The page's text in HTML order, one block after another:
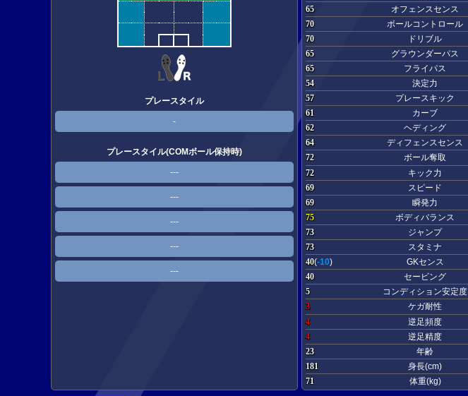
プレースタイル
-
プレースタイル(COMボール保持時)
---
---
---
---
---
65
オフェンスセンス
70
ボールコントロール
70
ドリブル
65
グラウンダーパス
65
フライパス
54
決定力
57
プレースキック
61
カーブ
62
ヘディング
64
ディフェンスセンス
72
ボール奪取
72
キック力
69
スピード
69
瞬発力
75
ボディバランス
73
ジャンプ
73
スタミナ
40(-10)
GKセンス
40
セービング
5
コンディション安定度
3
ケガ耐性
4
逆足頻度
4
逆足精度
23
年齢
181
身長(cm)
71
体重(kg)